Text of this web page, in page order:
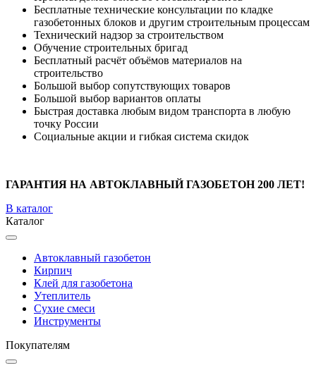
Бесплатные технические консультации по кладке
газобетонных блоков и другим строительным процессам
Технический надзор за строительством
Обучение строительных бригад
Бесплатный расчёт объёмов материалов на
строительство
Большой выбор сопутствующих товаров
Большой выбор вариантов оплаты
Быстрая доставка любым видом транспорта в любую
точку России
Социальные акции и гибкая система скидок
ГАРАНТИЯ НА АВТОКЛАВНЫЙ ГАЗОБЕТОН 200 ЛЕТ!
В каталог
Каталог
Автоклавный газобетон
Кирпич
Клей для газобетона
Утеплитель
Сухие смеси
Инструменты
Покупателям